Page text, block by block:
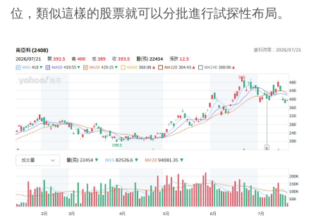
位，類似這樣的股票就可以分批進行試探性布局。